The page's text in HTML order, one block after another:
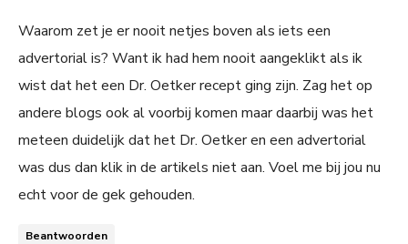
Waarom zet je er nooit netjes boven als iets een
advertorial is? Want ik had hem nooit aangeklikt als ik
wist dat het een Dr. Oetker recept ging zijn. Zag het op
andere blogs ook al voorbij komen maar daarbij was het
meteen duidelijk dat het Dr. Oetker en een advertorial
was dus dan klik in de artikels niet aan. Voel me bij jou nu
echt voor de gek gehouden.
Beantwoorden